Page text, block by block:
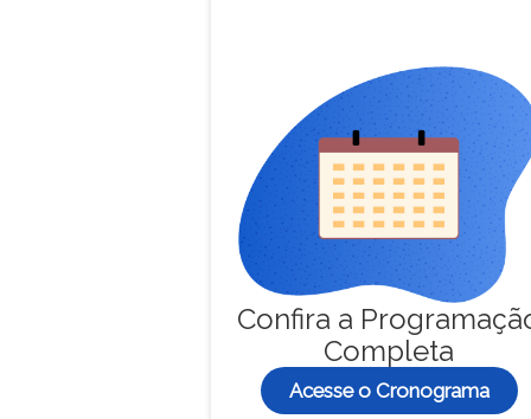
Confira a
Completa
Acesse o Cronograma